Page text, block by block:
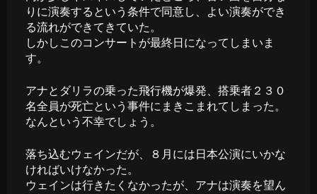
りに演奏するという条件で同意し、よい演奏ができ
る流れができてきていた。
しかしこのコンサートが最終日になってしまいま
す。
アナとダリラの乗った飛行機が爆発、搭乗者２３０
名全員が死亡という事件にまきこまれてしまった。
なんという不幸でしょう。
落ち込むウェインだが、８月には日本公演にいかな
ければいけなかった。
ウェインは行きたくなかったが、アナは演奏を望ん